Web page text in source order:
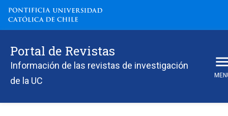
Portal de Revistas
Información de las revistas de investigación
de la UC